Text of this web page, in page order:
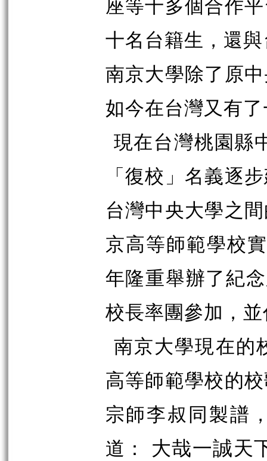
十名台籍生，還
南京大學除了原
如今在台灣又有
現在台灣桃園縣
「復校」名義逐
台灣中央大學之
京高等師範學校
年隆重舉辦了紀
校長率團參加，
南京大學現在的
高等師範學校的
宗師李叔同製譜
道：
大哉一誠天